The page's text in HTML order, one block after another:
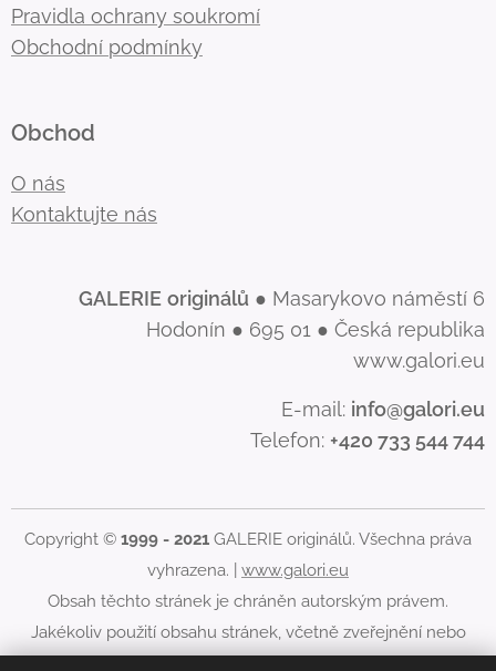
Pravidla ochrany soukromí
Obchodní podmínky
Obchod
O nás
Kontaktujte nás
GALERIE originálů ● Masarykovo náměstí 6
Hodonín ● 695 01 ● Česká republika
www.galori.eu
E-mail: info@galori.eu
Telefon: +420 733 544 744
Copyright © 1999 - 2021 GALERIE originálů. Všechna práva
vyhrazena. | www.galori.eu
Obsah těchto stránek je chráněn autorským právem.
Jakékoliv použití obsahu stránek, včetně zveřejnění nebo